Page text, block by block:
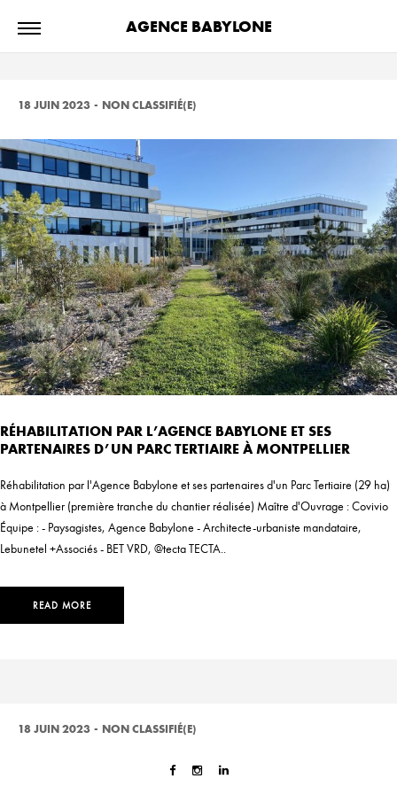
AGENCE BABYLONE
18 JUIN 2023 - NON CLASSIFIÉ(E)
RÉHABILITATION PAR L’AGENCE BABYLONE ET SES
PARTENAIRES D’UN PARC TERTIAIRE À MONTPELLIER
Réhabilitation par l'Agence Babylone et ses partenaires d'un Parc Tertiaire (29 ha)
à Montpellier (première tranche du chantier réalisée) Maître d'Ouvrage : Covivio
Équipe : - Paysagistes, Agence Babylone - Architecte-urbaniste mandataire,
Lebunetel +Associés - BET VRD, @tecta TECTA..
READ MORE
18 JUIN 2023 - NON CLASSIFIÉ(E)